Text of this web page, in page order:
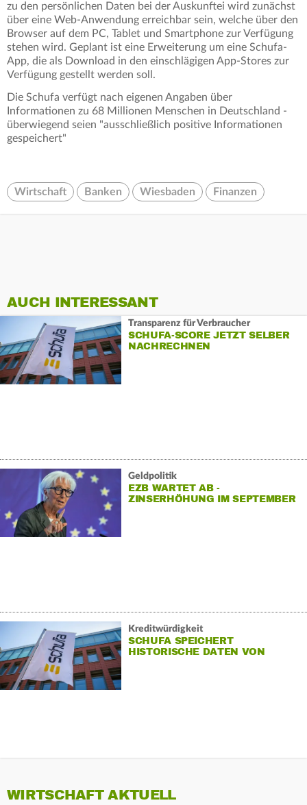
zu den persönlichen Daten bei der Auskunftei wird zunächst
über eine Web-Anwendung erreichbar sein, welche über den
Browser auf dem PC, Tablet und Smartphone zur Verfügung
stehen wird. Geplant ist eine Erweiterung um eine Schufa-
App, die als Download in den einschlägigen App-Stores zur
Verfügung gestellt werden soll.
Die Schufa verfügt nach eigenen Angaben über
Informationen zu 68 Millionen Menschen in Deutschland -
überwiegend seien "ausschließlich positive Informationen
gespeichert"
Wirtschaft Banken Wiesbaden Finanzen
AUCH INTERESSANT
Transparenz für Verbraucher
SCHUFA-SCORE JETZT SELBER
NACHRECHNEN
Geldpolitik
EZB WARTET AB -
ZINSERHÖHUNG IM SEPTEMBER
Kreditwürdigkeit
SCHUFA SPEICHERT
HISTORISCHE DATEN VON
WIRTSCHAFT AKTUELL